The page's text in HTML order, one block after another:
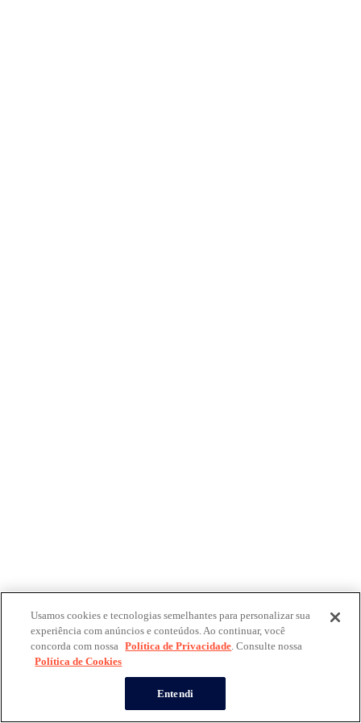
Usamos cookies e tecnologias semelhantes para personalizar sua
experiência com anúncios e conteúdos. Ao continuar, você
concorda com nossa Política de Privacidade. Consulte nossa
Política de Cookies
Entendi